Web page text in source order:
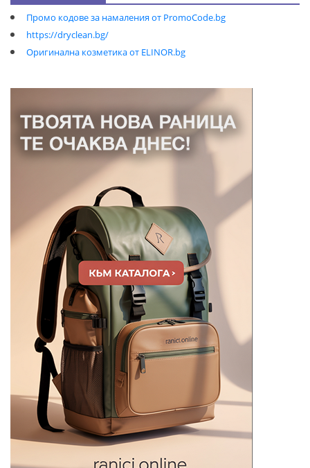
Промо кодове за намаления от PromoCode.bg
https://dryclean.bg/
Оригинална козметика от ELINOR.bg